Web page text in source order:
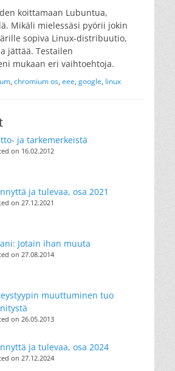
koittamaan Lubuntua,
Mikäli mielessäsi pyörii jokin
sopiva Linux-distribuutio,
jättää. Testailen
mukaan eri vaihtoehtoja.
, chromium os, eee, google, linux
ja tarkemerkeistä
on 16.02.2012
ja tulevaa, osa 2021
on 27.12.2021
Jotain ihan muuta
on 27.08.2014
muuttuminen tuo
on 26.05.2013
ja tulevaa, osa 2024
on 27.12.2024